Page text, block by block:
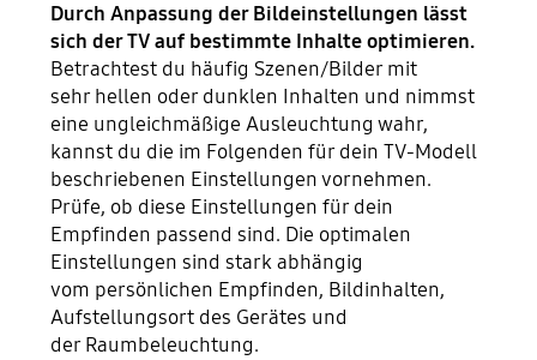
Durch Anpassung der Bildeinstellungen lässt
sich der TV auf bestimmte Inhalte optimieren.
Betrachtest du häufig Szenen/Bilder mit
sehr hellen oder dunklen Inhalten und nimmst
eine ungleichmäßige Ausleuchtung wahr,
kannst du die im Folgenden für dein TV-Modell
beschriebenen Einstellungen vornehmen.
Prüfe, ob diese Einstellungen für dein
Empfinden passend sind. Die optimalen
Einstellungen sind stark abhängig
vom persönlichen Empfinden, Bildinhalten,
Aufstellungsort des Gerätes und
der Raumbeleuchtung.